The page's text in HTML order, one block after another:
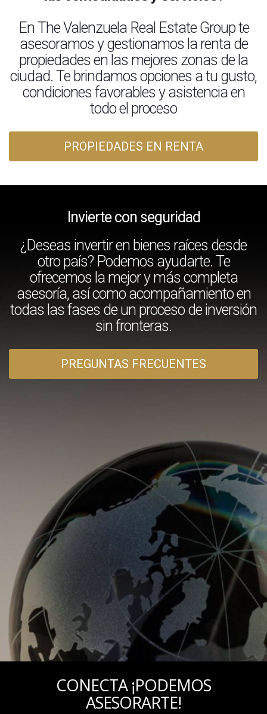
En The Valenzuela Real Estate Group te
asesoramos y gestionamos la renta de
propiedades en las mejores zonas de la
ciudad. Te brindamos opciones a tu gusto,
condiciones favorables y asistencia en
todo el proceso
PROPIEDADES EN RENTA
Invierte con seguridad
¿Deseas invertir en bienes raíces desde
otro país? Podemos ayudarte. Te
ofrecemos la mejor y más completa
asesoría, así como acompañamiento en
todas las fases de un proceso de inversión
sin fronteras.
PREGUNTAS FRECUENTES
CONECTA ¡PODEMOS
ASESORARTE!